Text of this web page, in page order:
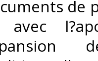
de
avec